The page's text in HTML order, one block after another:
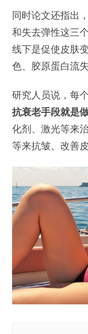
同时论文还指出
和失去弹性这三
线下是促使皮肤
色、胶原蛋白流
研究人员说，每
抗衰老手段就是
化剂、激光等来
等来抗皱、改善